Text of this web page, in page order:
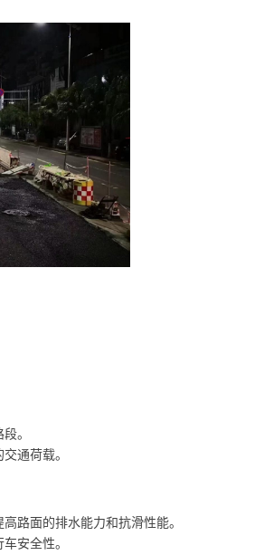
。
通荷载。
路面的排水能力和抗滑性能。
安全性。